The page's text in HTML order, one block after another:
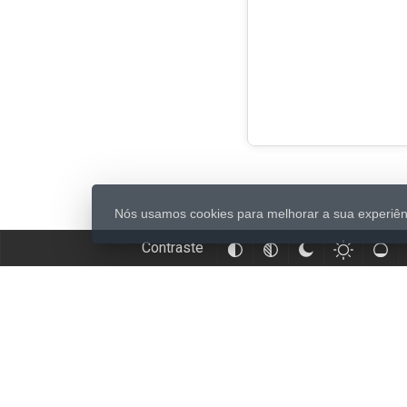
Contraste
Nós usamos cookies para melhorar a sua